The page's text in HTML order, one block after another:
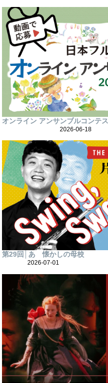
オンライン アンサンブルコンテ
2026-06-18
第29回│あゝ懐かしの母校
2026-07-01